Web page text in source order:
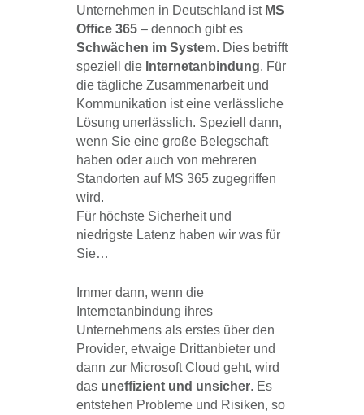
Unternehmen in Deutschland ist MS
Office 365 – dennoch gibt es
Schwächen im System. Dies betrifft
speziell die Internetanbindung. Für
die tägliche Zusammenarbeit und
Kommunikation ist eine verlässliche
Lösung unerlässlich. Speziell dann,
wenn Sie eine große Belegschaft
haben oder auch von mehreren
Standorten auf MS 365 zugegriffen
wird.
Für höchste Sicherheit und
niedrigste Latenz haben wir was für
Sie…
Immer dann, wenn die
Internetanbindung ihres
Unternehmens als erstes über den
Provider, etwaige Drittanbieter und
dann zur Microsoft Cloud geht, wird
das uneffizient und unsicher. Es
entstehen Probleme und Risiken, so